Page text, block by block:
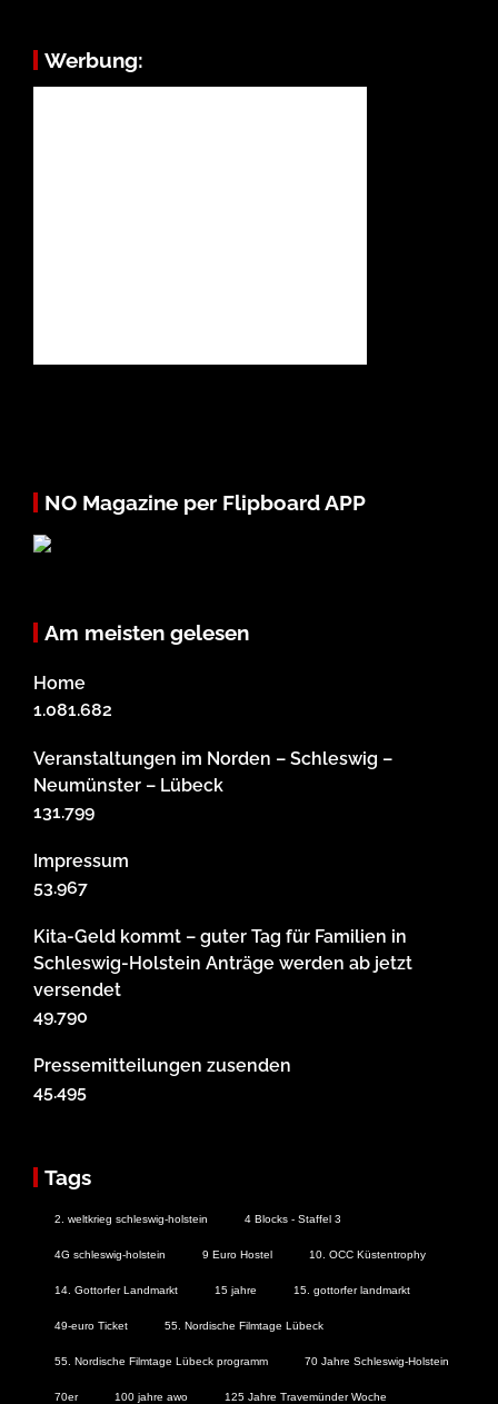
Werbung:
NO Magazine per Flipboard APP
Am meisten gelesen
Home
1.081.682
Veranstaltungen im Norden – Schleswig –
Neumünster – Lübeck
131.799
Impressum
53.967
Kita-Geld kommt – guter Tag für Familien in
Schleswig-Holstein Anträge werden ab jetzt
versendet
49.790
Pressemitteilungen zusenden
45.495
Tags
2. weltkrieg schleswig-holstein 4 Blocks - Staffel 3
4G schleswig-holstein 9 Euro Hostel 10. OCC Küstentrophy
14. Gottorfer Landmarkt 15 jahre 15. gottorfer landmarkt
49-euro Ticket 55. Nordische Filmtage Lübeck
55. Nordische Filmtage Lübeck programm 70 Jahre Schleswig-Holstein
70er 100 jahre awo 125 Jahre Travemünder Woche